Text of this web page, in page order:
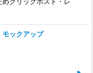
ックアップ